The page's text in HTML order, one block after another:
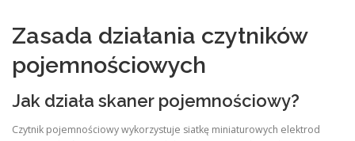
Zasada działania czytników
pojemnościowych
Jak działa skaner pojemnościowy?
Czytnik pojemnościowy wykorzystuje siatkę miniaturowych elektrod